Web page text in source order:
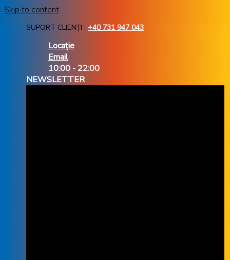
Skip to content
SUPORT CLIENȚI : +40 731 947 043
Locație
Email
10:00 - 22:00
NEWSLETTER